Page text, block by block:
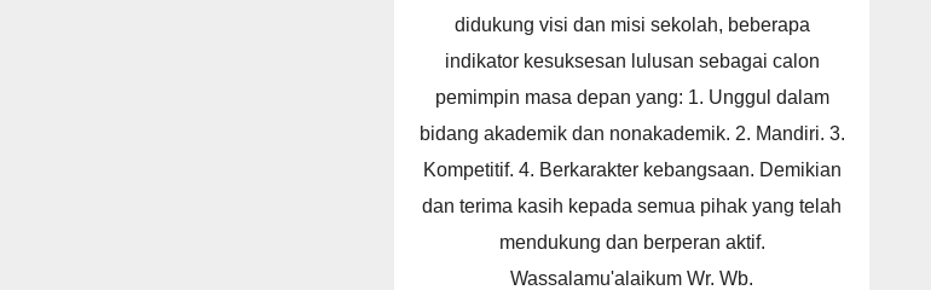
didukung visi dan misi sekolah, beberapa
indikator kesuksesan lulusan sebagai calon
pemimpin masa depan yang: 1. Unggul dalam
bidang akademik dan nonakademik. 2. Mandiri. 3.
Kompetitif. 4. Berkarakter kebangsaan. Demikian
dan terima kasih kepada semua pihak yang telah
mendukung dan berperan aktif.
Wassalamu'alaikum Wr. Wb.